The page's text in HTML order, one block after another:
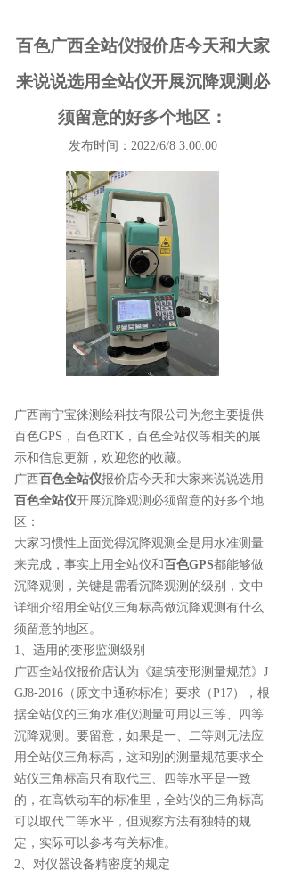
百色广西全站仪报价店今天和大家
来说说选用全站仪开展沉降观测必
须留意的好多个地区：
发布时间：2022/6/8 3:00:00
广西南宁宝徕测绘科技有限公司为您主要提供
百色GPS ，百色RTK，百色全站仪等相关的展
示和信息更新，欢迎您的收藏。
广西 百色全站仪报价店今天和大家来说说选用
百色全站仪开展沉降观测必须留意的好多个地
区：
大家习惯性上面觉得沉降观测全是用水准测量
来完成，事实上用全站仪和 百色GPS都能够做
沉降观测，关键是需看沉降观测的级别，文中
详细介绍用全站仪三角标高做沉降观测有什么
须留意的地区。
1、适用的变形监测级别
广西全站仪报价店认为 《建筑变形测量规范》J
GJ8-2016（原文中通称标准）要求（P17），根
据全站仪的三角水准仪测量可用以三等、四等
沉降观测。要留意，如果是一、二等则无法应
用全站仪三角标高，这和别的测量规范要求全
站仪三角标高只有取代三、四等水平是一致
的，在高铁动车的标准里，全站仪的三角标高
可以取代二等水平，但观察方法有独特的规
定，实际可以参考有关标准。
2、对仪器设备精密度的规定